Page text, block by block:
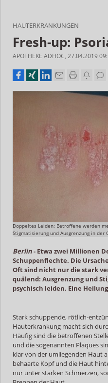
HAUTERKRANKUNGEN
Fresh-up:
APOTHEKE ADHOC, 27.04.2019
Doppeltes Leiden: Betroffene werden
Stigmatisierung und Ausgrenzung in
Berlin- Etwa zwei Millionen
Schuppenflechte. Die
Oft sind nicht nur die stark
quälend: Ausgrenzung und
psychisch leiden. Eine
Stark schuppende, rötlich-
Hauterkrankung macht sich
Häufig sind die betroffenen
und die sogenannten Plaques
klar von der umliegenden Haut
behaarte Kopf und die Haut
nur unter starken Schmerzen,